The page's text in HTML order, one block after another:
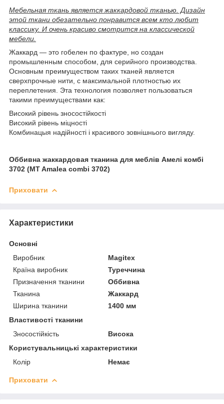
Мебельная ткань является жаккардовой тканью. Дизайн
этой ткани обезательно понравится всем кто любит
классику. И очень красиво смотрится на классической
мебели.
Жаккард ― это гобелен по фактуре, но создан
промышленным способом, для серийного производства.
Основным преимуществом таких тканей является
сверхпрочные нити, с максимальной плотностью их
переплетения. Эта технология позволяет пользоваться
такими преимуществами как:
Високий рівень зносостійкості
Високий рівень міцності
Комбинацыя надійності і красивого зовнішнього вигляду.
Оббивна жаккардовая тканина для меблів Амелі комбі
3702 (MT Amalea combi 3702)
Приховати
Характеристики
Основні
Виробник
Magitex
Країна виробник
Туреччина
Призначення тканини
Оббивна
Тканина
Жаккард
Ширина тканини
1400 мм
Властивості тканини
Зносостійкість
Висока
Користувальницькі характеристики
Колір
Немає
Приховати